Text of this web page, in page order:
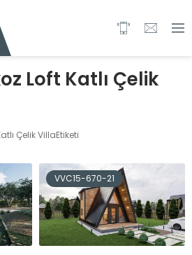
Loft Katlı Çelik
Çelik VillaEtiketi
VVC15-670-21